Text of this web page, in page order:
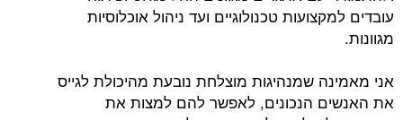
עובדים למקצועות טכנולוגיים ועד ניהול אוכלוסיות
מגוונות.
אני מאמינה שמנהיגות מוצלחת נובעת מהיכולת לגייס
את האנשים הנכונים, לאפשר להם למצות את